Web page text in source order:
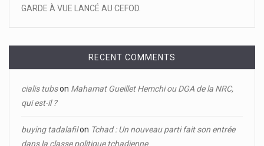
GARDE À VUE LANCÉ AU CEFOD.
RECENT COMMENTS
cialis tubson Mahamat Gueillet Hemchi ou DGA de la NRC,
qui est-il ?
buying tadalafilon Tchad : Un nouveau parti fait son entrée
dans la classe politique tchadienne